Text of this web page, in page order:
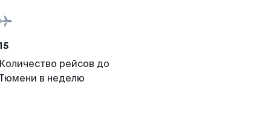
Количество рейсов до
в неделю